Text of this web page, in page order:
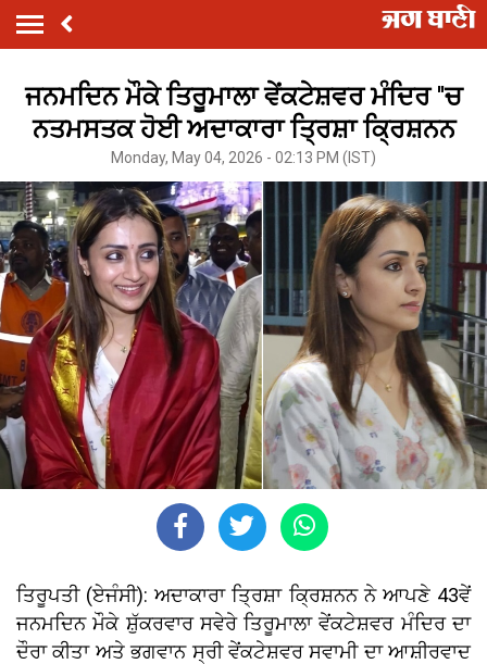
ਜਨਮਦਿਨ ਮੌਕੇ ਤਿਰੂਮਾਲਾ ਵੇਂਕਟੇਸ਼ਵਰ ਮੰਦਿਰ ''ਚ
ਨਤਮਸਤਕ ਹੋਈ ਅਦਾਕਾਰਾ ਤ੍ਰਿਸ਼ਾ ਕ੍ਰਿਸ਼ਨਨ
Monday, May 04, 2026 - 02:13 PM (IST)
ਤਿਰੂਪਤੀ (ਏਜੰਸੀ): ਅਦਾਕਾਰਾ ਤ੍ਰਿਸ਼ਾ ਕ੍ਰਿਸ਼ਨਨ ਨੇ ਆਪਣੇ 43ਵੇਂ
ਜਨਮਦਿਨ ਮੌਕੇ ਸ਼ੁੱਕਰਵਾਰ ਸਵੇਰੇ ਤਿਰੂਮਾਲਾ ਵੇਂਕਟੇਸ਼ਵਰ ਮੰਦਿਰ ਦਾ
ਦੌਰਾ ਕੀਤਾ ਅਤੇ ਭਗਵਾਨ ਸ੍ਰੀ ਵੇਂਕਟੇਸ਼ਵਰ ਸਵਾਮੀ ਦਾ ਆਸ਼ੀਰਵਾਦ